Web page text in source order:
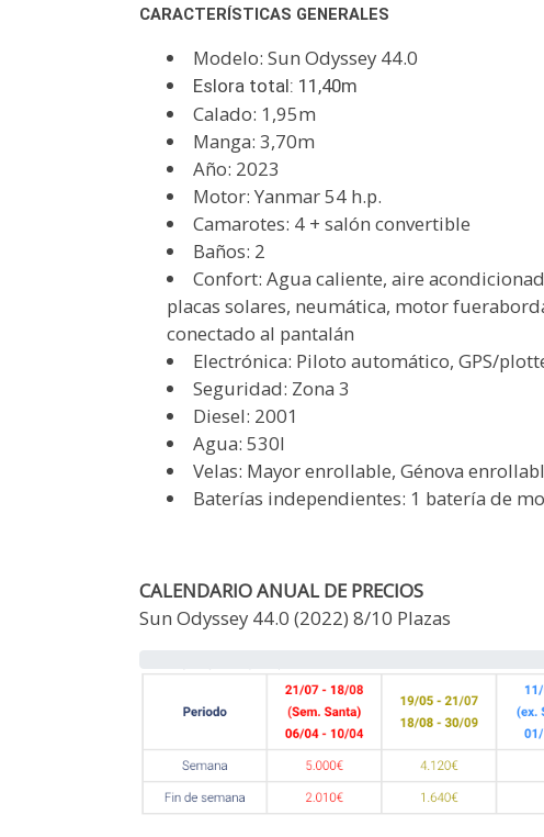
CARACTERÍSTICAS GENERALES
Modelo: Sun Odyssey 44.0
Eslora total: 11,40m
Calado: 1,95m
Manga: 3,70m
Año: 2023
Motor: Yanmar 54 h.p.
Camarotes: 4 + salón convertible
Baños: 2
Confort: Agua caliente, aire
placas solares, neumática, motor
conectado al pantalán
Electrónica: Piloto automático, GPS/
Seguridad: Zona 3
Diesel: 2001
Agua: 530l
Velas: Mayor enrollable, Génova
Baterías independientes: 1 batería de
CALENDARIO ANUAL DE PRECIOS
Sun Odyssey 44.0 (2022) 8/10 Plazas